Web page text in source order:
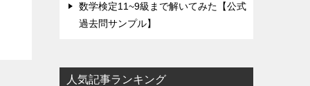
数学検定11~9級まで解いてみた【公式
過去問サンプル】
人気記事ランキング